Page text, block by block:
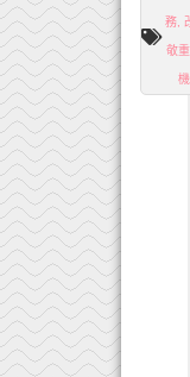
務,
敬重
機